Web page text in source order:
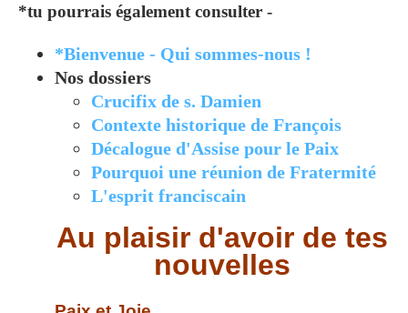
*tu pourrais également consulter -
*Bienvenue - Qui sommes-nous !
Nos dossiers
Crucifix de s. Damien
Contexte historique de François
Décalogue d'Assise pour le Paix
Pourquoi une réunion de Fratermité
L'esprit franciscain
Au plaisir d'avoir de tes
nouvelles